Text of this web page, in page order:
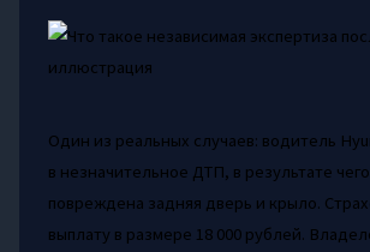
Один из реальных случаев: водитель
в незначительное ДТП, в результате
повреждена задняя дверь и крыло.
выплату в размере 18 000 рублей.